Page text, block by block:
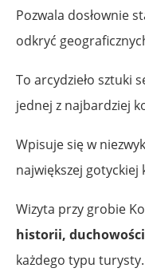
Pozwala dosłownie
odkryć
To arcydzieło sztuki
jednej z najbardziej
Wpisuje się w
największej gotyckiej
Wizyta przy grobie
historii,
każdego typu turysty.